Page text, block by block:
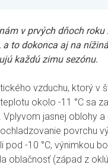
v prvých dňoch
a to dokonca aj na
každú zimu sezónu.
vzduchu, ktorý v
okolo -11 °C sa
Vplyvom jasnej oblohy
povrchu
pod -10 °C, výnimkou
oblačnosť (západ z